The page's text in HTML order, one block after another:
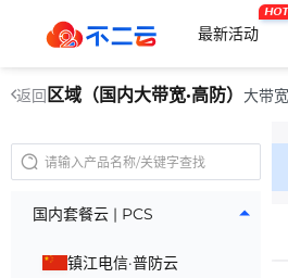
最新活动
HOT
返回 区域（国内大带宽·高防） 大带
国内套餐云 | PCS
镇江电信·普防云